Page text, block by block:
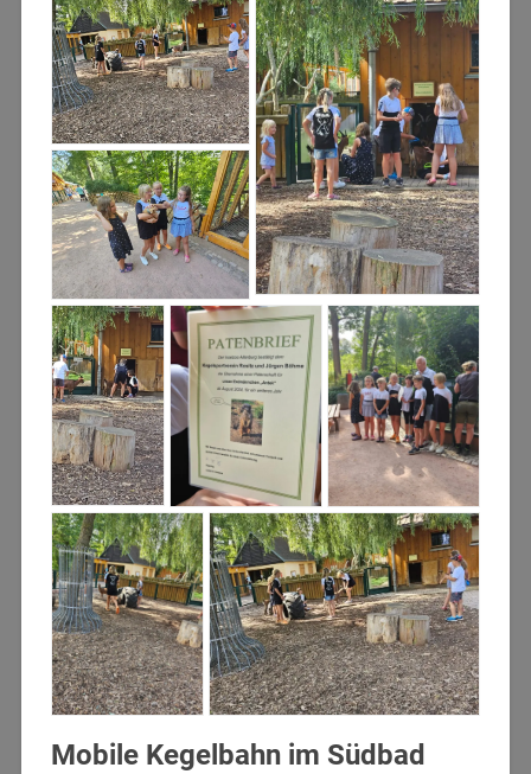
Mobile Kegelbahn im Südbad